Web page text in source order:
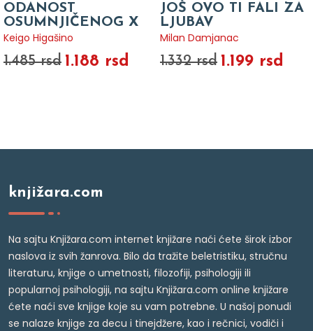
ODANOST
OSUMNJIČENOG X
Keigo Higašino
1.485 rsd 1.188 rsd
JOŠ OVO TI FALI ZA
LJUBAV
Milan Damjanac
1.332 rsd 1.199 rsd
knjižara.com
Na sajtu Knjižara.com internet knjižare naći ćete širok izbor
naslova iz svih žanrova. Bilo da tražite beletristiku, stručnu
literaturu, knjige o umetnosti, filozofiji, psihologiji ili
popularnoj psihologiji, na sajtu Knjižara.com online knjižare
ćete naći sve knjige koje su vam potrebne. U našoj ponudi
se nalaze knjige za decu i tinejdžere, kao i rečnici, vodiči i